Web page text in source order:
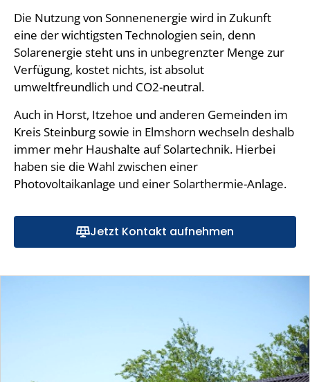
Die Nutzung von Sonnenenergie wird in Zukunft
eine der wichtigsten Technologien sein, denn
Solarenergie steht uns in unbegrenzter Menge zur
Verfügung, kostet nichts, ist absolut
umweltfreundlich und CO2-neutral.
Auch in Horst, Itzehoe und anderen Gemeinden im
Kreis Steinburg sowie in Elmshorn wechseln deshalb
immer mehr Haushalte auf Solartechnik. Hierbei
haben sie die Wahl zwischen einer
Photovoltaikanlage und einer Solarthermie-Anlage.
Jetzt Kontakt aufnehmen